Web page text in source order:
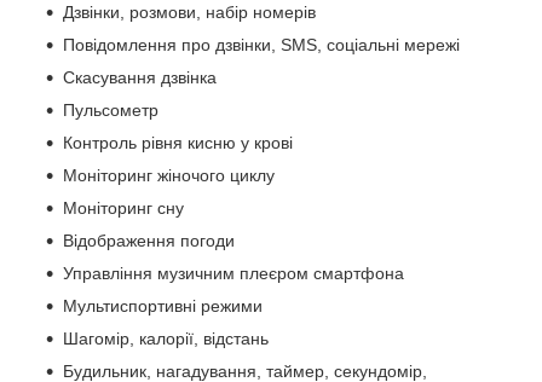
Дзвінки, розмови, набір номерів
Повідомлення про дзвінки, SMS, соціальні мережі
Скасування дзвінка
Пульсометр
Контроль рівня кисню у крові
Моніторинг жіночого циклу
Моніторинг сну
Відображення погоди
Управління музичним плеєром смартфона
Мультиспортивні режими
Шагомір, калорії, відстань
Будильник, нагадування, таймер, секундомір,